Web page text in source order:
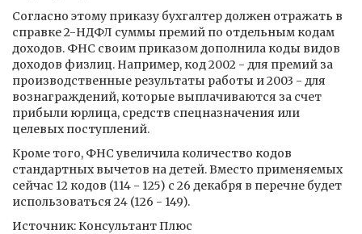
Согласно этому приказу бухгалтер должен отражать в
справке 2-НДФЛ суммы премий по отдельным кодам
доходов. ФНС своим приказом дополнила коды видов
доходов физлиц. Например, код 2002 - для премий за
производственные результаты работы и 2003 - для
вознаграждений, которые выплачиваются за счет
прибыли юрлица, средств спецназначения или
целевых поступлений.
Кроме того, ФНС увеличила количество кодов
стандартных вычетов на детей. Вместо применяемых
сейчас 12 кодов (114 - 125) с 26 декабря в перечне будет
использоваться 24 (126 - 149).
Источник: Консультант Плюс